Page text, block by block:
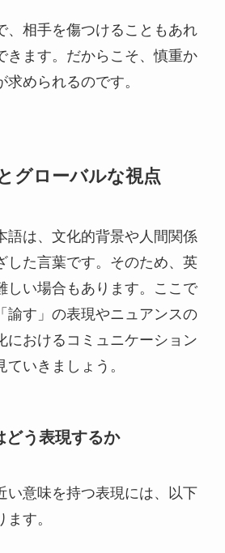
、相手を傷つけることもあれ
きます。だからこそ、慎重か
められるのです。
グローバルな視点
語は、文化的背景や人間関係
した言葉です。そのため、英
しい場合もあります。ここで
諭す」の表現やニュアンスの
におけるコミュニケーション
いきましょう。
どう表現するか
い意味を持つ表現には、以下
す。